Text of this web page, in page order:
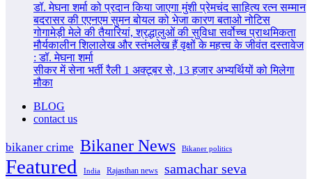
डॉ. मेघना शर्मा को प्रदान किया जाएगा मुंशी प्रेमचंद साहित्य रत्न सम्‍मान
बदरासर की एएनएम सुमन बोयल को भेजा कारण बताओ नोटिस
गोगामेड़ी मेले की तैयारियां, श्रद्धालुओं की सुविधा सर्वोच्च प्राथमिकता
मौर्यकालीन शिलालेख और स्तंभलेख हैं वृक्षों के महत्त्व के जीवंत दस्तावेज
: डॉ. मेघना शर्मा
सीकर में सेना भर्ती रैली 1 अक्टूबर से, 13 हजार अभ्यर्थियों को मिलेगा
मौका
BLOG
contact us
bikaner crime Bikaner News Bikaner politics
Featured India Rajasthan news samachar seva